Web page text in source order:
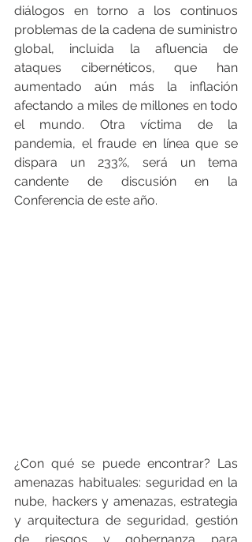
diálogos en torno a los continuos
problemas de la cadena de suministro
global, incluida la afluencia de
ataques cibernéticos, que han
aumentado aún más la inflación
afectando a miles de millones en todo
el mundo. Otra víctima de la
pandemia, el fraude en línea que se
dispara un 233%, será un tema
candente de discusión en la
Conferencia de este año.
¿Con qué se puede encontrar? Las
amenazas habituales: seguridad en la
nube, hackers y amenazas, estrategia
y arquitectura de seguridad, gestión